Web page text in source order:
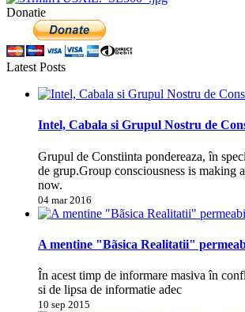
Donatie
Latest Posts
Intel, Cabala si Grupul Nostru de
Grupul de Constiinta pondereaza, în
de grup.Group consciousness is making
now.
04 mar 2016
A mentine "Bãsica Realitatii"
În acest timp de informare masiva în
si de lipsa de informatie adec
10 sep 2015